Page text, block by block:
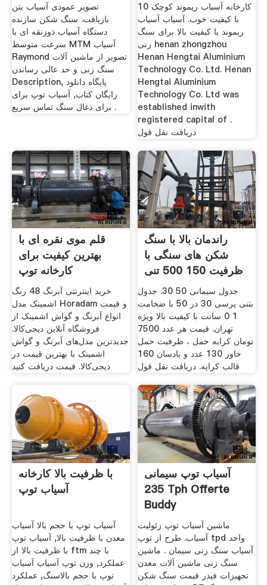
تصویر عمودی آسیاب بتن
بازیافت. سنگ شکن سازنده
دستگاه آسیاب ذوزنقه ای با
سرعت متوسط MTM آسیاب
Raymond تصویر از ماشین آلات
سنگ زنی و حد عالی رساندن
Description, پايگاه دانلود
رایگان کتاب, آسیاب توپ برای
برای ذغال سنگ تماس سریع .
10 کارخانه آسیاب ریموند کوچک
با کیفیت خوب. آسیاب آسیاب
ریموند با کیفیت بالا برای سنگ
زنی henan zhongzhou
Henan Hengtai Aluminium
Technology Co. Ltd. Henan
Hengtai Aluminium
Technology Co. Ltd was
established inwith
registered capital of .
دریافت نقل قول
قلم موی نقره ای با
بهترین کیفیت برای
کارخانه توپ
خرید اینترنتی آبرنگ 48 رنگ
اشمینک مدل Horadam و قیمت
انواع آبرنگ و گواش اشمینک از
فروشگاه آنلاین دیجی‌کالا.
جدیدترین مدل‌های آبرنگ و گواش
اشمینک با بهترین قیمت در
دیجی‌کالا. قیمت دریافت کنید
راندمان بالا با سنگ
شکن های سنگی با
ظرفیت 150 500 تنی
جدول سیمانی 50 30. جدول
بتنی پرسی 30 در 50 با ضخامت
1 0 سانت با کیفیت بالا ویژه
تهران. قیمت هر عدد 7500
تومان کرایه حمل ، ظرفیت حمل
خاور 130 عدد و بادسان 160
قالب کرایه. دریافت نقل قول
با ظرفیت بالا کارخانه
آسیاب توپ
آسیاب توپ با حجم بالا آسیاب
معدن با ظرفیت بالا, آسیاب توپ
با ظرفیت بالا از ftm با چند
عملکرد, وزن توپ آسیاب آسیاب
توپ با حجم بالاسنگ, عملکرد
آسیاب توپ سیمانی
235 Tph Offerte
Buddy
ماشین آسیاب توپ زئولیت
آسیاب. طرح از توپ tpd واحد
آسیاب سنگ زنی سیمان . ماشین
سنگ زنی ماشین آلات معدن
تجهیزات فیدر قیمت سنگ شکن